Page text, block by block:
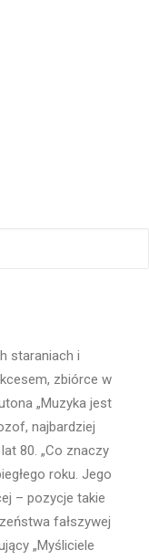
Roger
staraniach i
zbiórce w
„Muzyka jest
najbardziej
80. „Co znaczy
roku. Jego
– pozycje takie
fałszywej
„Myśliciele